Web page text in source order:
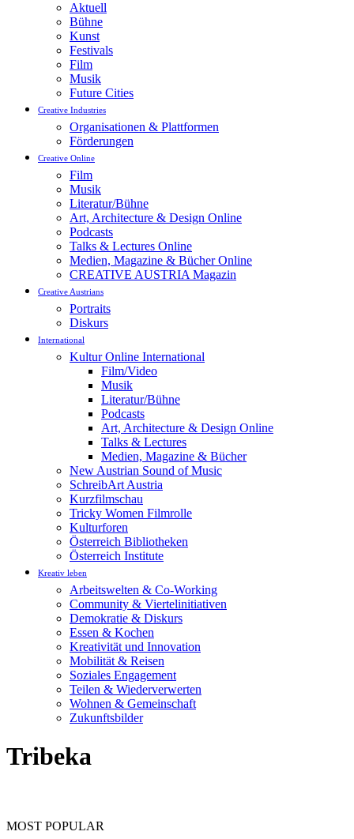
Aktuell
Bühne
Kunst
Festivals
Film
Musik
Future Cities
Creative Industries
Organisationen & Plattformen
Förderungen
Creative Online
Film
Musik
Literatur/Bühne
Art, Architecture & Design Online
Podcasts
Talks & Lectures Online
Medien, Magazine & Bücher Online
CREATIVE AUSTRIA Magazin
Creative Austrians
Portraits
Diskurs
International
Kultur Online International
Film/Video
Musik
Literatur/Bühne
Podcasts
Art, Architecture & Design Online
Talks & Lectures
Medien, Magazine & Bücher
New Austrian Sound of Music
SchreibArt Austria
Kurzfilmschau
Tricky Women Filmrolle
Kulturforen
Österreich Bibliotheken
Österreich Institute
Kreativ leben
Arbeitswelten & Co-Working
Community & Viertelinitiativen
Demokratie & Diskurs
Essen & Kochen
Kreativität und Innovation
Mobilität & Reisen
Soziales Engagement
Teilen & Wiederverwerten
Wohnen & Gemeinschaft
Zukunftsbilder
Tribeka
MOST POPULAR